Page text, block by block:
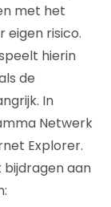
met het
eigen risico.
hierin
de
In
Netwerk
Explorer.
bijdragen aan